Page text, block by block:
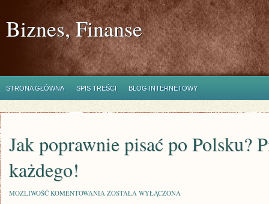
Biznes, Finanse
STRONA GŁÓWNA SPIS TREŚCI BLOG INTERNETOWY
Jak poprawnie pisać po Polsku?
każdego!
MOŻLIWOŚĆ KOMENTOWANIA JAK
ZOSTAŁA WYŁĄCZONA